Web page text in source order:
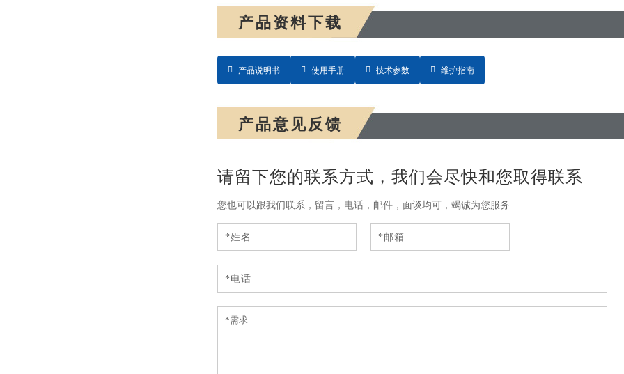
产品资料下载
产品说明书 使用手册 技术参数 维护指南
产品意见反馈
请留下您的联系方式，我们会尽快和您取得联系
您也可以跟我们联系，留言，电话，邮件，面谈均可，竭诚为您服务